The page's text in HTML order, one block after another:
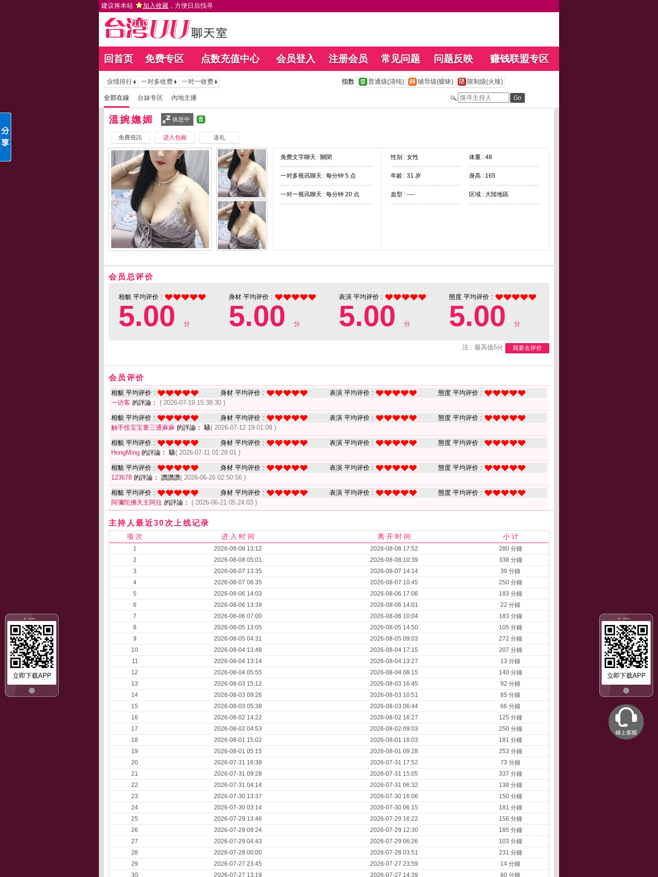
建议将本站 加入收藏 ，方便日后找寻
回首页 免费专区 点数充值中心 会员登入 注册会员 常见问题 问题反映 赚钱联盟专区
立即下载APP
立即下载APP
业绩排行 一对多收费 一对一收费 指数 普通级(清纯) 辅导级(暧昧) 限制级(火辣)
全部在線 台妹专区 內地主播
溫婉嫵媚 休息中
免費視訊 进入包厢 送礼
免费文字聊天 : 關閉
一对多视讯聊天 : 每分钟 5 点
一对一视讯聊天 : 每分钟 20 点
性别 : 女性 体重 : 48
年龄 : 31 岁 身高 : 165
血型 : ---- 区域 : 大陸地區
会员总评价
相貌 平均评价 :
5.00 分
身材 平均评价 :
5.00 分
表演 平均评价 :
5.00 分
態度 平均评价 :
5.00 分
注 : 最高值5分 我要去评价
会员评价
相貌 平均评价 : 身材 平均评价 : 表演 平均评价 :
態度 平均评价 :
一访客 的評論： ( 2026-07-19 15:38:30 )
相貌 平均评价 : 身材 平均评价 : 表演 平均评价 :
態度 平均评价 :
触手怪宝宝要三通麻麻 的評論： 騷( 2026-07-12 19:01:09 )
相貌 平均评价 : 身材 平均评价 : 表演 平均评价 :
態度 平均评价 :
HongMing 的評論： 騷( 2026-07-11 01:28:01 )
相貌 平均评价 : 身材 平均评价 : 表演 平均评价 :
態度 平均评价 :
123678 的評論： 讚讚讚( 2026-06-26 02:50:56 )
相貌 平均评价 : 身材 平均评价 : 表演 平均评价 :
態度 平均评价 :
阿彌陀佛天主阿拉 的評論： ( 2026-06-21 05:24:03 )
主持人最近30次上线记录
项 次 进 入 时 间 离 开 时 间 小 计
1 2026-08-08 13:12 2026-08-08 17:52
280 分鐘
2
2026-08-08 05:01 2026-08-08 10:39
338 分鐘
3
2026-08-07 13:35 2026-08-07 14:14
39 分鐘
4
2026-08-07 06:35 2026-08-07 10:45
250 分鐘
5
2026-08-06 14:03 2026-08-06 17:06
183 分鐘
6
2026-08-06 13:39 2026-08-06 14:01
22 分鐘
7
2026-08-06 07:00 2026-08-06 10:04
183 分鐘
8
2026-08-05 13:05 2026-08-05 14:50
105 分鐘
9
2026-08-05 04:31 2026-08-05 09:03
272 分鐘
10
2026-08-04 13:48 2026-08-04 17:15
207 分鐘
11
2026-08-04 13:14 2026-08-04 13:27
13 分鐘
12
2026-08-04 05:55 2026-08-04 08:15
140 分鐘
13
2026-08-03 15:12 2026-08-03 16:45
92 分鐘
14
2026-08-03 09:26 2026-08-03 10:51
85 分鐘
15
2026-08-03 05:38 2026-08-03 06:44
66 分鐘
16
2026-08-02 14:22 2026-08-02 16:27
125 分鐘
17
2026-08-02 04:53 2026-08-02 09:03
250 分鐘
18
2026-08-01 15:02 2026-08-01 18:03
181 分鐘
19
2026-08-01 05:15 2026-08-01 09:28
253 分鐘
20
2026-07-31 16:39 2026-07-31 17:52
73 分鐘
21
2026-07-31 09:28 2026-07-31 15:05
337 分鐘
22
2026-07-31 04:14 2026-07-31 06:32
138 分鐘
23
2026-07-30 13:37 2026-07-30 16:06
150 分鐘
24
2026-07-30 03:14 2026-07-30 06:15
181 分鐘
25
2026-07-29 13:46 2026-07-29 16:22
156 分鐘
26
2026-07-29 09:24 2026-07-29 12:30
185 分鐘
27
2026-07-29 04:43 2026-07-29 06:26
103 分鐘
28
2026-07-28 00:00 2026-07-28 03:51
231 分鐘
29
2026-07-27 23:45 2026-07-27 23:59
14 分鐘
30
2026-07-27 13:19 2026-07-27 14:39 80 分鐘